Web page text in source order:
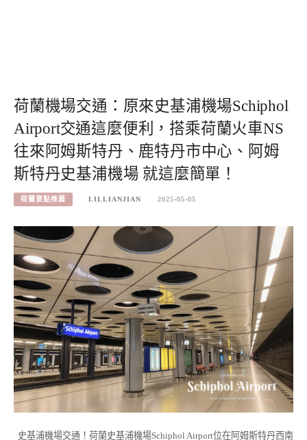
荷蘭機場交通：原來史基浦機場Schiphol
Airport交通這麼便利，搭乘荷蘭火車NS
往來阿姆斯特丹、鹿特丹市中心、阿姆
斯特丹史基浦機場 就這麼簡單！
荷蘭景點推薦 LILLIANJIAN 2025-05-05
史基浦機場交通！荷蘭史基浦機場Schiphol Airport位在阿姆斯特丹西南